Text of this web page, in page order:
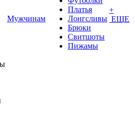
Мужчинам
Платья
Лонгсливы
Брюки
Свитшоты
Пижамы
+
ЕЩЕ